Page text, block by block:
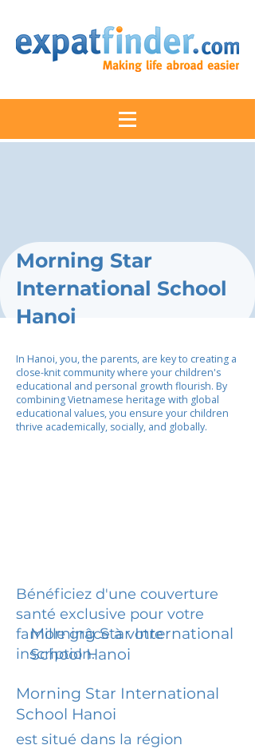
Morning Star
International School
Hanoi
In Hanoi, you, the parents, are key to creating a
close-knit community where your children's
educational and personal growth flourish. By
combining Vietnamese heritage with global
educational values, you ensure your children
thrive academically, socially, and globally.
Bénéficiez d'une couverture
santé exclusive pour votre
famille grâce à votre
inscription.
Morning Star International
School Hanoi
Morning Star International
School Hanoi
est situé dans la région